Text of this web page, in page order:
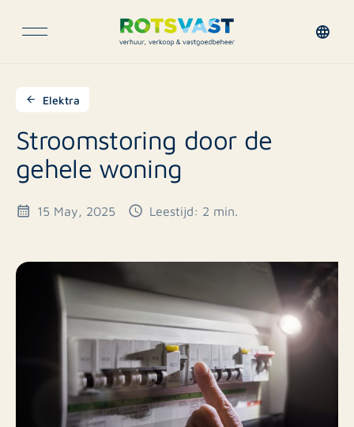
Elektra
Stroomstoring door de
gehele woning
15 May, 2025 Leestijd: 2 min.